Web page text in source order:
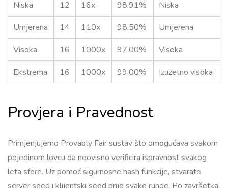
Niska 12 16x 98.91%
Niska
Umjerena
14 110x 98.50%
Umjerena
Visoka
16 1000x 97.00%
Visoka
Ekstrema
16 1000x 99.00% Izuzetno visoka
Provjera i Pravednost
Primjenjujemo Provably Fair sustav što omogućava svakom
pojedinom lovcu da neovisno verificira ispravnost svakog
leta sfere. Uz pomoć sigurnosne hash funkcije, stvarate